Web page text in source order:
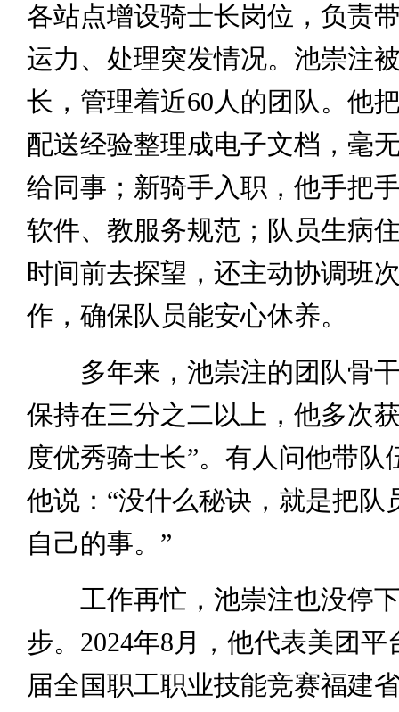
各站点增设骑士长岗位，负责
运力、处理突发情况。池崇注
长，管理着近60人的团队。他
配送经验整理成电子文档，毫
给同事；新骑手入职，他手把
软件、教服务规范；队员生病
时间前去探望，还主动协调班
作，确保队员能安心休养。
多年来，池崇注的团队骨干
保持在三分之二以上，他多次
度优秀骑士长”。有人问他带队
他说：“没什么秘诀，就是把队
自己的事。”
工作再忙，池崇注也没停下
步。2024年8月，他代表美团平
届全国职工职业技能竞赛福建